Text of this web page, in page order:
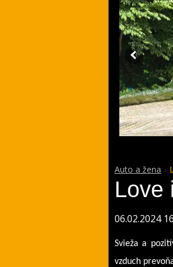
Auto a žena
Love
06.02.2024
Svieža a
vzduch